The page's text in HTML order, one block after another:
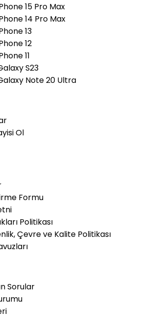
15 Pro Max
14 Pro Max
13
12
11
S23
Note 20 Ultra
Ol
Formu
Politikası
Çevre ve Kalite Politikası
Sorular